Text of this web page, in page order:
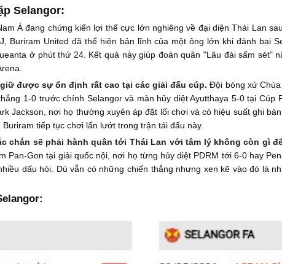
Selangor:
Á đang chứng kiến lợi thế cực lớn nghiêng về đại diện Thái Lan
Buriram United đã thể hiện bản lĩnh của một ông lớn khi đánh bại
ở phút thứ 24. Kết quả này giúp đoàn quân "Lâu đài sấm sét"
giữ được sự ổn định rất cao tại các giải đấu cúp.Đội bóng xứ
1-0 trước chính Selangor và màn hủy diệt Ayutthaya 5-0 tại Cúp
Jackson, nơi họ thường xuyên áp đặt lối chơi và có hiệu suất ghi
tiếp tục chơi lấn lướt trong trận tái đấu này.
chắn sẽ phải hành quân tới Thái Lan với tâm lý không còn gì
Pan-Gon tại giải quốc nội, nơi họ từng hủy diệt PDRM tới 6-0 hay
dấu hỏi. Dù vẫn có những chiến thắng nhưng xen kẽ vào đó là